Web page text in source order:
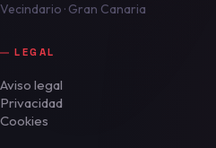
Vecindario · Gran Canaria
LEGAL
Aviso legal
Privacidad
Cookies